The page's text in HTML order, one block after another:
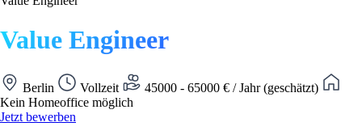
Value Engineer
Berlin Vollzeit
45000 - 65000 € / Jahr (geschätzt)
Kein Homeoffice möglich
Jetzt bewerben